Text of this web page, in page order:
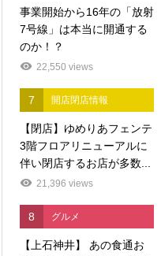
事業開始から16年の「放射
7号線」は本当に開通する
のか！？
22,550 views
7 開店閉店情報
【閉店】ゆめりあフェンテ
3階フロアリニューアルに
伴い閉店するお店が多数...
21,396 views
8 グルメ
【上石神井】 あの食通お